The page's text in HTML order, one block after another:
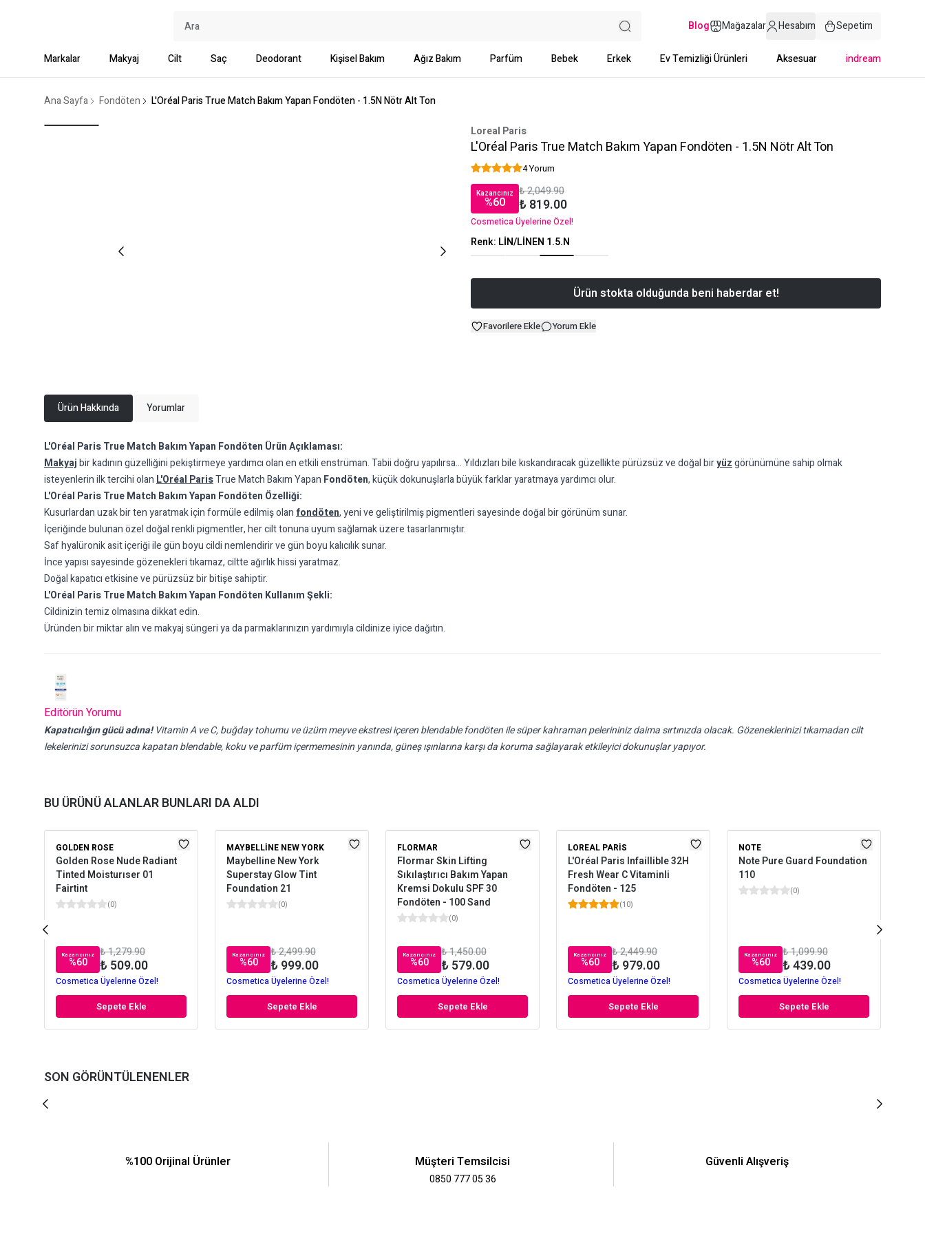
Blog Mağazalar Hesabım Sepetim
Markalar Makyaj Cilt Saç Deodorant Kişisel Bakım Ağız Bakım Parfüm Bebek Erkek Ev Temizliği Ürünleri Aksesuar indream
Ana Sayfa Fondöten L'Oréal Paris True Match Bakım Yapan Fondöten - 1.5N Nötr Alt Ton
Loreal Paris
L'Oréal Paris True Match Bakım Yapan Fondöten - 1.5N Nötr Alt Ton
4 Yorum
Kazancınız
%60
₺ 2,049.90
₺ 819.00
Cosmetica Üyelerine Özel!
Renk: LİN/LİNEN 1.5.N
Ürün stokta olduğunda beni haberdar et!
Favorilere Ekle Yorum Ekle
Ürün Hakkında Yorumlar
L'Oréal Paris True Match Bakım Yapan Fondöten Ürün Açıklaması:
Makyajbir kadının güzelliğini pekiştirmeye yardımcı olan en etkili enstrüman. Tabii doğru yapılırsa… Yıldızları bile kıskandıracak güzellikte pürüzsüz ve doğal biryüzgörünümüne sahip olmak
isteyenlerin ilk tercihi olan L'Oréal ParisTrue Match Bakım Yapan Fondöten, küçük dokunuşlarla büyük farklar yaratmaya yardımcı olur.
L'Oréal Paris True Match Bakım Yapan Fondöten Özelliği:
Kusurlardan uzak bir ten yaratmak için formüle edilmiş olan fondöten, yeni ve geliştirilmiş pigmentleri sayesinde doğal bir görünüm sunar.
İçeriğinde bulunan özel doğal renkli pigmentler, her cilt tonuna uyum sağlamak üzere tasarlanmıştır.
Saf hyalüronik asit içeriği ile gün boyu cildi nemlendirir ve gün boyu kalıcılık sunar.
İnce yapısı sayesinde gözenekleri tıkamaz, ciltte ağırlık hissi yaratmaz.
Doğal kapatıcı etkisine ve pürüzsüz bir bitişe sahiptir.
L'Oréal Paris True Match Bakım Yapan Fondöten Kullanım Şekli:
Cildinizin temiz olmasına dikkat edin.
Üründen bir miktar alın ve makyaj süngeri ya da parmaklarınızın yardımıyla cildinize iyice dağıtın.
Editörün Yorumu
Kapatıcılığın gücü adına!Vitamin A ve C, buğday tohumu ve üzüm meyve ekstresi içeren blendable fondöten ile süper kahraman pelerininiz daima sırtınızda olacak. Gözeneklerinizi tıkamadan cilt
lekelerinizi sorunsuzca kapatan blendable, koku ve parfüm içermemesinin yanında, güneş ışınlarına karşı da koruma sağlayarak etkileyici dokunuşlar yapıyor.
BU ÜRÜNÜ ALANLAR BUNLARI DA ALDI
GOLDEN ROSE
Golden Rose Nude Radiant
Tinted Moisturıser 01
Fairtint
(0)
Kazancınız
%60
₺ 1,279.90
₺ 509.00
Cosmetica Üyelerine Özel!
Sepete Ekle
MAYBELLINE NEW YORK
Maybelline New York
Superstay Glow Tint
Foundation 21
(0)
Kazancınız
%60
₺ 2,499.90
₺ 999.00
Cosmetica Üyelerine Özel!
Sepete Ekle
FLORMAR
Flormar Skin Lifting
Sıkılaştırıcı Bakım Yapan
Kremsi Dokulu SPF 30
Fondöten - 100 Sand
(0)
Kazancınız
%60
₺ 1,450.00
₺ 579.00
Cosmetica Üyelerine Özel!
Sepete Ekle
LOREAL PARIS
L'Oréal Paris Infaillible 32H
Fresh Wear C Vitaminli
Fondöten - 125
(10)
Kazancınız
%60
₺ 2,449.90
₺ 979.00
Cosmetica Üyelerine Özel!
Sepete Ekle
NOTE
Note Pure Guard Foundation
110
(0)
Kazancınız
%60
₺ 1,099.90
₺ 439.00
Cosmetica Üyelerine Özel!
Sepete Ekle
SON GÖRÜNTÜLENENLER
%100 Orijinal Ürünler Müşteri Temsilcisi
0850 777 05 36
Güvenli Alışveriş